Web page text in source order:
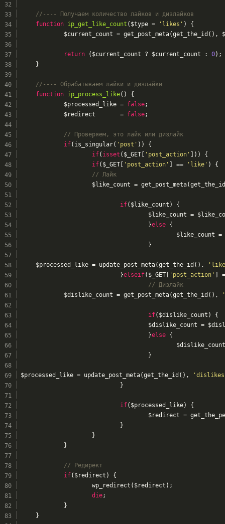
//---- Получаем количество лайков и дизлайков
function ip_get_like_count ($type = 'likes' )
{
$current_count = get_post_meta(get_the_id(),
return ($current_count ? $current_count : 0);
	}
//---- Обрабатываем лайки и дизлайки
function ip_process_like()
{
		$processed_like =
false;
		$redirect       =
false;
// Проверяем, это лайк или дизлайк
if(is_singular( 'post' )) {
if( isset ($_GET[ 'post_action' ])) {
if($_GET[ 'post_action' ] == 'like' ) {
// Лайк
$like_count =
if($like_count) {
$like_count =
					}
else {
						$like_count =
					}
	$processed_like = update_post_meta(get_the_id(),
				}
elseif($_GET[ 'post_action' ]
// Дизлайк
		$dislike_count = get_post_meta(get_the_id(),
if($dislike_count) {
$dislike_count =
					}
else {
					}
$processed_like = update_post_meta(get_the_id(),
				}
if($processed_like) {
$redirect =
				}
			}
		}
// Редирект
if($redirect) {
			wp_redirect($redirect);
die;
		}
	}